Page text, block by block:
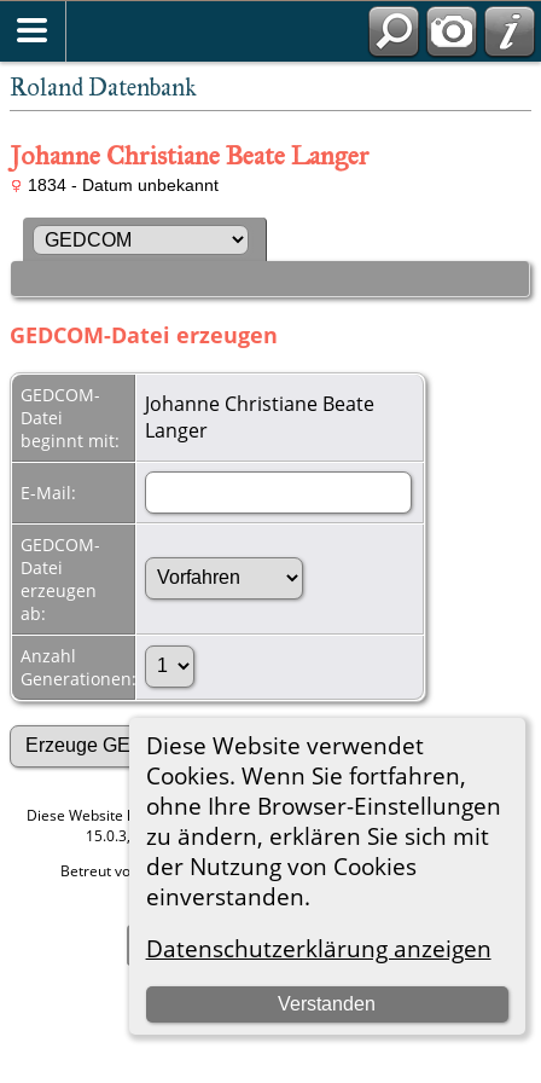
Roland Datenbank
Diese Website verwendet
Cookies. Wenn Sie fortfahren,
ohne Ihre Browser-Einstellungen
zu ändern, erklären Sie sich mit
der Nutzung von Cookies
einverstanden.
Datenschutzerklärung anzeigen
Verstanden
Johanne Christiane Beate Langer
1834 - Datum unbekannt
GEDCOM-Datei erzeugen
GEDCOM-
Datei
beginnt mit:
Johanne Christiane Beate
Langer
E-Mail:
GEDCOM-
Datei
erzeugen
ab:
Anzahl
Generationen:
Diese Website läuft mitThe Next Generation of Genealogy Sitebuilding
15.0.3, programmiert von Darrin Lythgoe © 2001-2026.
Betreut von
Roland zu Dortmund e.V.. | Datenschutzerklärung
Hier geht es zum Impressum
Zur Desktop-Webseite wechseln